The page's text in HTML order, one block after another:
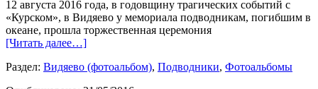
12 августа 2016 года, в годовщину трагических событий с
«Курском», в Видяево у мемориала подводникам, погибшим в
океане, прошла торжественная церемония
[Читать далее…]
Раздел: Видяево (фотоальбом), Подводники, Фотоальбомы